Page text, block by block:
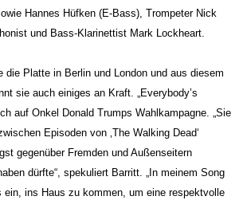
Hannes Hüfken (E-Bass), Trompeter Nick
und Bass-Klarinettist Mark Lockheart.
die Platte in Berlin und London und aus diesem
sie auch einiges an Kraft. „Everybody’s
auf Onkel Donald Trumps Wahlkampagne. „Sie
Episoden von ‚The Walking Dead‘
gegenüber Fremden und Außenseitern
dürfte“, spekuliert Barritt. „In meinem Song
ein, ins Haus zu kommen, um eine respektvolle